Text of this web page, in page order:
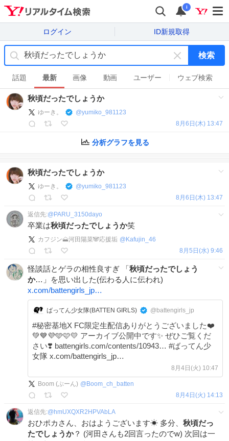
i
ログイン ID新規取得
キ
ー
ワ
を
検索
話題 最新 画像 動画 ユーザー ウェブ検索
秋頃だったでしょうか
ゆーき。 @yumiko_981123
8月6日(木) 13:47
分析グラフを見る
秋頃だったでしょうか
ゆーき。 @yumiko_981123
8月6日(木) 13:47
返信先:@ PARU_3150dayo
卒業は秋頃だったでしょうか笑
カフジン🗻河田陽菜🐼応援垢 @ Kafujin_46
8月5日(水) 9:46
怪談話とゲラの相性良すぎ 「秋頃だったでしょう
か…」を思い出した(伝わる人に伝われ)
x.com/battengirls_jp…
ばってん少女隊(BATTEN GIRLS) @battengirls_jp
#秘密基地X FC限定生配信ありがとうございました❤️
💚💙💜🩵🩷💛 アーカイブ公開中です✨ ぜひご覧くだ
さい❣️ battengirls.com/contents/10943… #ばってん少
女隊 x.com/battengirls_jp…
8月4日(火) 10:47
Boom (ぶーん) @ Boom_ch_batten
8月4日(火) 14:13
返信先:@ hmUXQXR2HPVAbLA
おひポカさん、おはようございます☀ 多分、 秋頃だっ
たでしょうか？ (河田さんも2回言ったのでw) 次回は一